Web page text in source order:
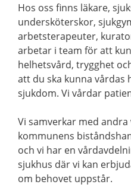
Hos oss finns läkare,
undersköterskor,
arbetsterapeuter,
arbetar i team för att
helhetsvård, trygghet
att du ska kunna vårdas
sjukdom. Vi vårdar
Vi samverkar med
kommunens
och vi har en
sjukhus där vi kan
om behovet uppstår.